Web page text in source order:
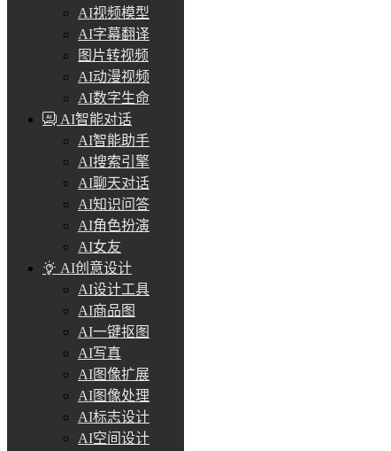
AI视频模型
AI字幕翻译
图片转视频
AI动漫视频
AI数字生命
AI智能对话
AI智能助手
AI搜索引擎
AI聊天对话
AI知识问答
AI角色扮演
AI女友
AI创意设计
AI设计工具
AI商品图
AI一键抠图
AI写真
AI图像扩展
AI图像处理
AI标志设计
AI空间设计